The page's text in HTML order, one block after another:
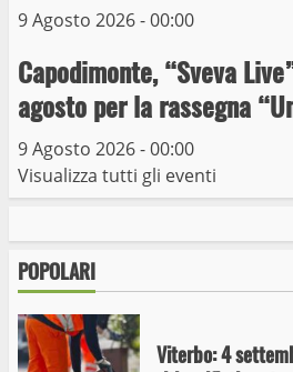
9 Agosto 2026 - 00:00
Capodimonte, “Sveva
agosto per la rassegna
9 Agosto 2026 - 00:00
Visualizza tutti gli eventi
POPOLARI
Giochi Sportivi
Viterbo
10 Maggio 2023
I Carabinieri
stupefacenti
Viterbo: 4